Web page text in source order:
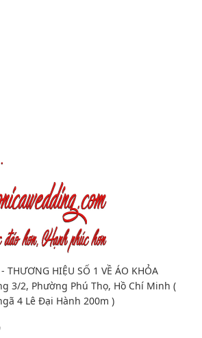
THƯƠNG HIỆU SỐ 1 VỀ ÁO KHỎA
3/2, Phường Phú Thọ, Hồ Chí Minh (
4 Lê Đại Hành 200m )